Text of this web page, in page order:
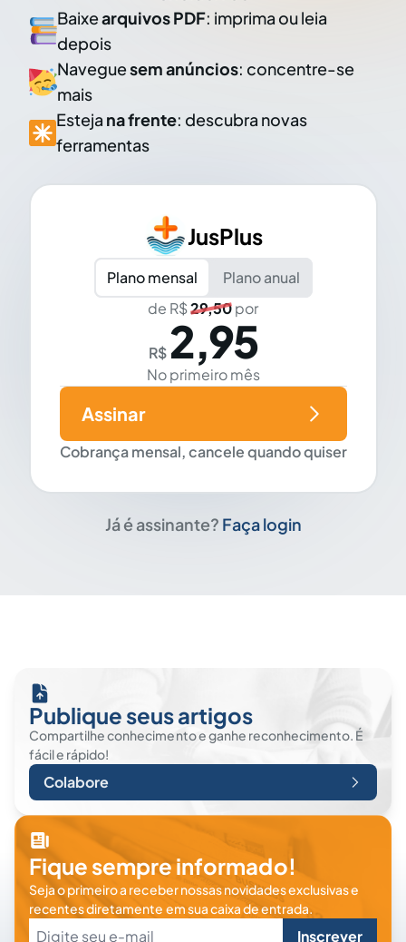
Baixearquivos PDF: imprima ou leia
depois
Naveguesem anúncios: concentre-se
mais
Esteja na frente: descubra novas
ferramentas
JusPlus
Plano mensal
Plano anual
de R$29,50por
R$ 2,95
No primeiro mês
Cobrança mensal, cancele quando quiser
Assinar
Já é assinante? Faça login
Publique seus artigos
Compartilhe conhecimento e ganhe reconhecimento. É
fácil e rápido!
Colabore
Fique sempre informado!
Seja o primeiro a receber nossas novidades exclusivas e
recentes diretamente em sua caixa de entrada.
Inscrever